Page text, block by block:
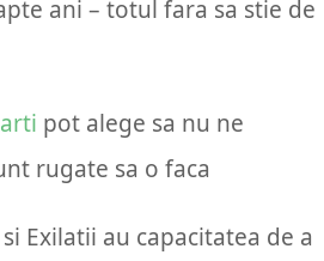
ani – totul fara sa stie de
pot alege sa nu ne
rugate sa o faca
Exilatii au capacitatea de a